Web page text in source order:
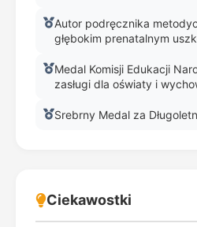
Autor podręcznika
głębokim prenatalnym
Medal Komisji Edukacji
zasługi dla oświaty i
Srebrny Medal za
Ciekawostki